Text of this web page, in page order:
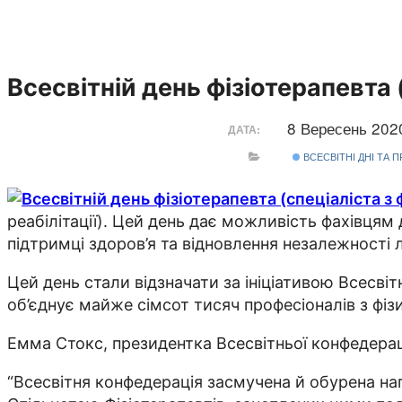
Всесвітній день фізіотерапевта
ДАТА: 8 Вересень
ВСЕСВІТНІ ДНІ ТА
реабілітації). Цей день дає можливість
підтримці здоров’я та відновлення
Цей день стали відзначати за ініціативою
об’єднує майже сімсот тисяч професіоналів з
Емма Стокс, президентка Всесвітньої
“Всесвітня конфедерація засмучена й обурена